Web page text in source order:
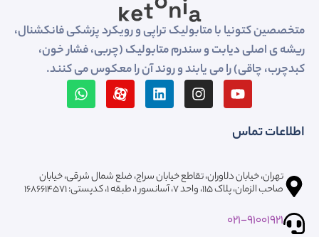
متخصصین کتونیا با متابولیک تراپی و رویکرد پزشکی فانکشنال،
ریشه ی اصلی دیابت و سندرم متابولیک (چربی، فشار خون،
کبدچرب، چاقی) را می یابند و روند آن را معکوس می کنند.
اطلاعات تماس
تهران، خیابان دلاوران، تقاطع خیابان سراج، ضلع شمال شرقی، خیابان
صاحب الزمان، پلاک ۱۱۵، واحد ۷، آسانسور ۱، طبقه 1، کدپستی: ۱۶۸۶۶۱۴۵۷۱
021-91001921